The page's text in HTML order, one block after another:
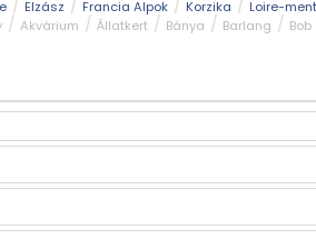
Elzász Francia Alpok Korzika Loire-
Akvárium Állatkert Bánya Barlang Bob